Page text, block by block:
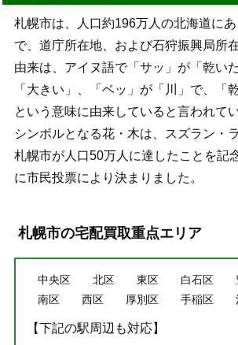
札幌市は、人口約196万人の北海道に
で、道庁所在地、および石狩振興局所
由来は、アイヌ語で「サッ」が「乾い
「大きい」、「ベッ」が「川」で、「
という意味に由来していると言われて
シンボルとなる花・木は、スズラン・
札幌市が人口50万人に達したことを記
に市民投票により決まりました。
札幌市の宅配買取重点エリア
中央区 北区 東区 白石区
南区
西区 厚別区 手稲区
【下記の駅周辺も対応】